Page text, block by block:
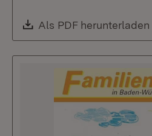
Download:
Als PDF herunterladen